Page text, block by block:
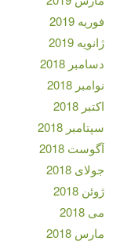
فوریه 2019
ژانویه 2019
دسامبر 2018
نوامبر 2018
اکتبر 2018
سپتامبر 2018
آگوست 2018
جولای 2018
ژوئن 2018
می 2018
مارس 2018